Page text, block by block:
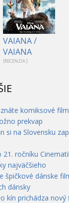
VAIANA /
VAIANA
[RECENZIA ]
komiksové
prekvap
si na Slovensku
21. ročníku
najväčšieho
špičkové dánske
dánsky
kín prichádza